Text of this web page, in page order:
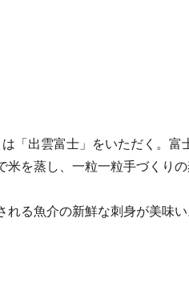
「出雲富士」をいただく。
米を蒸し、一粒一粒手づくり
れる魚介の新鮮な刺身が美味